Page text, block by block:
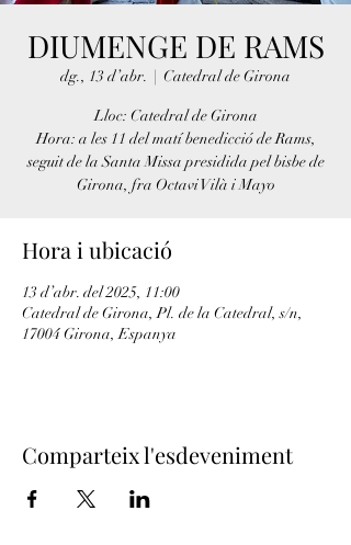
DIUMENGE DE RAMS
dg., 13 d’abr.
  |
Catedral de Girona
Lloc: Catedral de Girona
Hora: a les 11 del matí benedicció de Rams,
seguit de la Santa Missa presidida pel bisbe de
Girona, fra Octavi Vilà i Mayo
Hora i ubicació
13 d’abr. del 2025, 11:00
Catedral de Girona, Pl. de la Catedral, s/n,
17004 Girona, Espanya
Comparteix l'esdeveniment